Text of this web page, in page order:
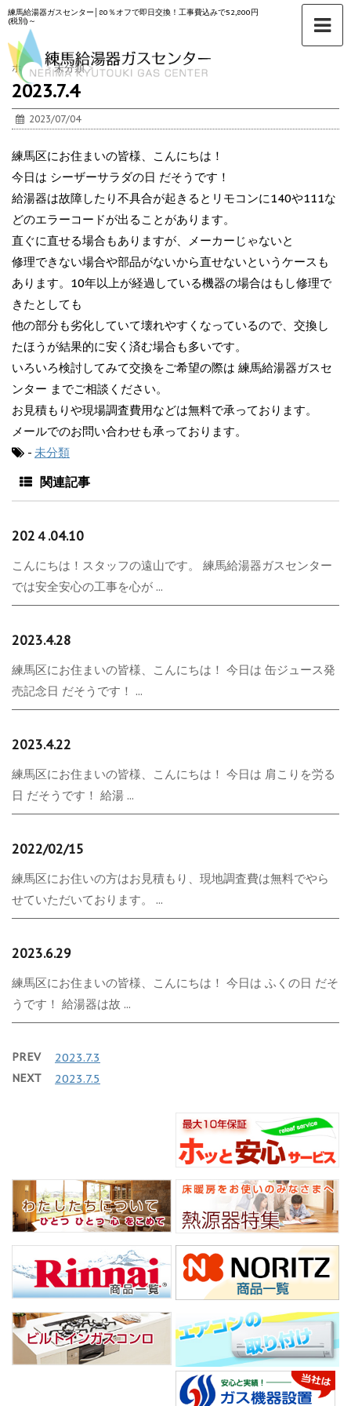
練馬給湯器ガスセンター│80％オフで即日交換！工事費込みで52,800円
(税別)～
ホーム >未分類 >
2023.7.4
2023/07/04
練馬区にお住まいの皆様、こんにちは！
今日は シーザーサラダの日 だそうです！
給湯器は故障したり不具合が起きるとリモコンに140や111な
どのエラーコードが出ることがあります。
直ぐに直せる場合もありますが、メーカーじゃないと
修理できない場合や部品がないから直せないというケースも
あります。10年以上が経過している機器の場合はもし修理で
きたとしても
他の部分も劣化していて壊れやすくなっているので、交換し
たほうが結果的に安く済む場合も多いです。
いろいろ検討してみて交換をご希望の際は 練馬給湯器ガスセ
ンター までご相談ください。
お見積もりや現場調査費用などは無料で承っております。
メールでのお問い合わせも承っております。
- 未分類
関連記事
202４.04.10
こんにちは！スタッフの遠山です。 練馬給湯器ガスセンター
では安全安心の工事を心が ...
2023.4.28
練馬区にお住まいの皆様、こんにちは！ 今日は 缶ジュース発
売記念日 だそうです！ ...
2023.4.22
練馬区にお住まいの皆様、こんにちは！ 今日は 肩こりを労る
日 だそうです！ 給湯 ...
2022/02/15
練馬区にお住いの方はお見積もり、現地調査費は無料でやら
せていただいております。 ...
2023.6.29
練馬区にお住まいの皆様、こんにちは！ 今日は ふくの日 だそ
うです！ 給湯器は故 ...
PREV 2023.7.3
NEXT 2023.7.5